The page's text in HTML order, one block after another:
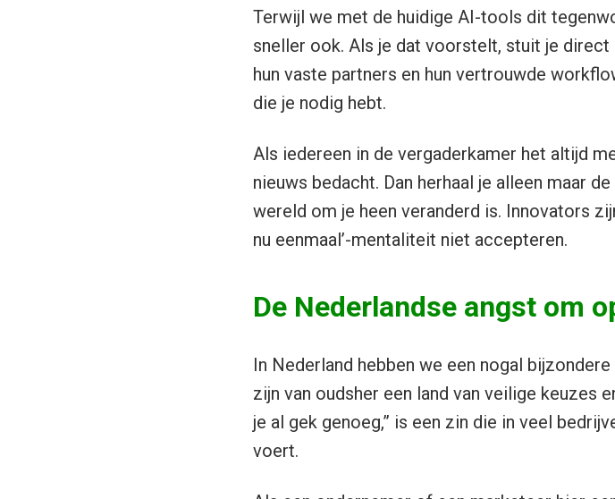
Terwijl we met de huidige AI-tools dit
sneller ook. Als je dat voorstelt, stuit je direct
hun vaste partners en hun vertrouwde
die je nodig hebt.
Als iedereen in de vergaderkamer het altijd
nieuws bedacht. Dan herhaal je alleen maar
wereld om je heen veranderd is. Innovators
nu eenmaal’-mentaliteit niet accepteren.
De Nederlandse angst om
In Nederland hebben we een nogal
zijn van oudsher een land van veilige keuzes
je al gek genoeg,” is een zin die in veel
voert.